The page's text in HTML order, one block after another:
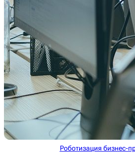
Роботизация бизнес-